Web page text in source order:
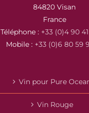
84820 Visan
France
Téléphone : +33 (0)4 90
Mobile : +33 (0)6 80 59
Vin pour Pure
Vin Rouge